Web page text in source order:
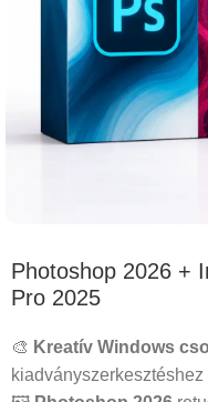
Photoshop 2026 +
Pro 2025
🎨 Kreatív Windows